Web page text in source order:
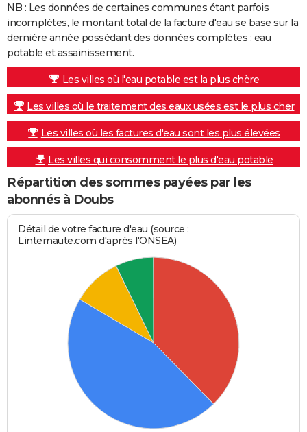
NB : Les données de certaines communes étant parfois
incomplètes, le montant total de la facture d'eau se base sur la
dernière année possédant des données complètes : eau
potable et assainissement.
Les villes où l'eau potable est la plus chère
Les villes où le traitement des eaux usées est le plus cher
Les villes où les factures d'eau sont les plus élevées
Les villes qui consomment le plus d'eau potable
Répartition des sommes payées par les
abonnés à Doubs
Détail de votre facture d'eau (source :
Linternaute.com d'après l'ONSEA)